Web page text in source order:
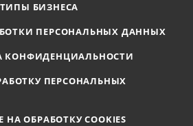
ТИПЫ БИЗНЕСА
ПЕРСОНАЛЬНЫХ ДАННЫХ
КОНФИДЕНЦИАЛЬНОСТИ
ПЕРСОНАЛЬНЫХ
НА ОБРАБОТКУ COOKIES